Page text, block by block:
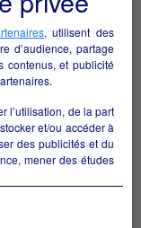
, utilisent des
d’audience, partage
contenus, et publicité
l’utilisation, de la part
et/ou accéder à
des publicités et du
mener des études
liées à la